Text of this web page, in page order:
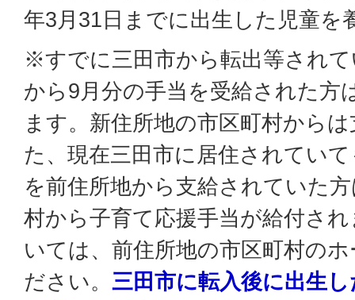
年3月31日までに出生した児童を
※すでに三田市から転出等され
から9月分の手当を受給された方
ます。新住所地の市区町村から
た、現在三田市に居住されてい
を前住所地から支給されていた
村から子育て応援手当が給付さ
いては、前住所地の市区町村の
ださい。 三田市に転入後に出生